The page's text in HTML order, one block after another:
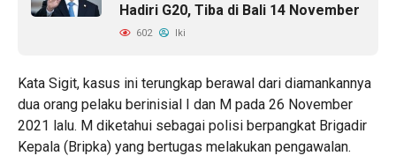
Hadiri G20, Tiba di Bali 14 November
602 Iki
Kata Sigit, kasus ini terungkap berawal dari diamankannya
dua orang pelaku berinisial I dan M pada 26 November
2021 lalu. M diketahui sebagai polisi berpangkat Brigadir
Kepala (Bripka) yang bertugas melakukan pengawalan.